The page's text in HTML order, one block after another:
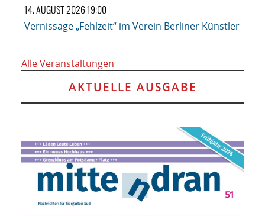
14. AUGUST 2026 19:00
Vernissage „Fehlzeit“ im Verein Berliner Künstler
Alle Veranstaltungen
AKTUELLE AUSGABE